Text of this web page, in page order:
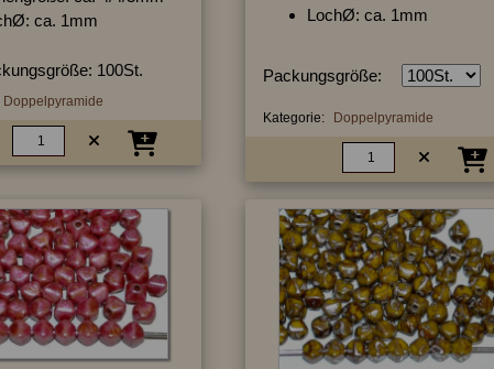
ca. 1mm
100St.
Doppelpyramide
LochØ: ca. 1mm
Packungsgröße:
Kategorie: Doppelpyramide